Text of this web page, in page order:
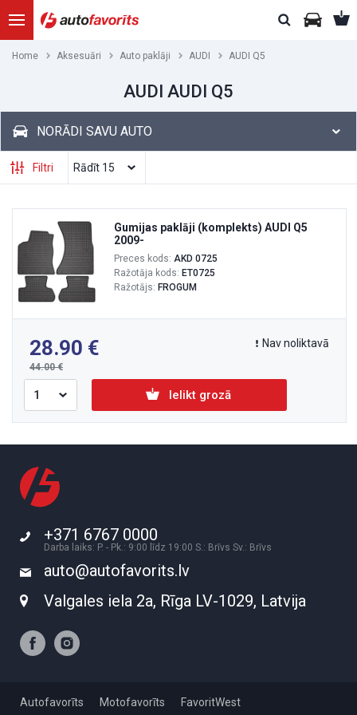
Home Aksesuāri Auto paklāji AUDI AUDI Q5
AUDI AUDI Q5
NORĀDI SAVU AUTO
Filtri
Gumijas paklāji (komplekts) AUDI Q5
2009-
Preces kods: AKD 0725
Ražotāja kods: ET0725
Ražotājs: FROGUM
28.90
44.00
Nav noliktavā
Ielikt grozā
+371 6767 0000
Darba laiks: P. - Pk.: 9:00 līdz 19:00 S.: Brīvs Sv.: Brīvs
auto@autofavorits.lv
Valgales iela 2a, Rīga LV-1029, Latvija
Autofavorīts Motofavorīts FavoritWest